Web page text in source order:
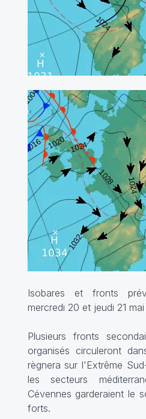
Isobares et fronts
mercredi 20 et jeudi 21
Plusieurs fronts
organisés circuleront
règnera sur l'Extrême
les secteurs
Cévennes garderaient le
forts.